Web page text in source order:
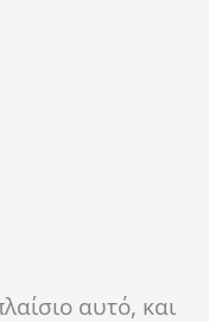
αυτό, και